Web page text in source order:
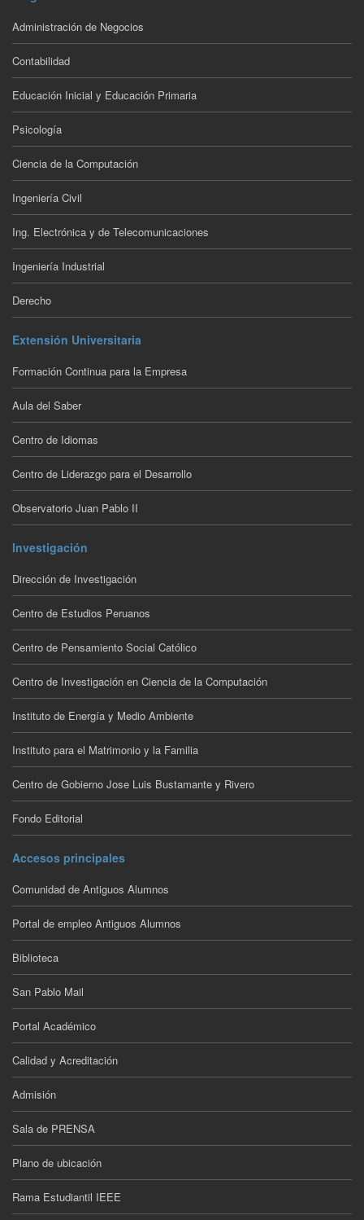
Administración de Negocios
Contabilidad
Educación Inicial y Educación Primaria
Psicología
Ciencia de la Computación
Ingeniería Civil
Ing. Electrónica y de Telecomunicaciones
Ingeniería Industrial
Derecho
Extensión Universitaria
Formación Continua para la Empresa
Aula del Saber
Centro de Idiomas
Centro de Liderazgo para el Desarrollo
Observatorio Juan Pablo II
Investigación
Dirección de Investigación
Centro de Estudios Peruanos
Centro de Pensamiento Social Católico
Centro de Investigación en Ciencia de la Computación
Instituto de Energía y Medio Ambiente
Instituto para el Matrimonio y la Familia
Centro de Gobierno Jose Luis Bustamante y Rivero
Fondo Editorial
Accesos principales
Comunidad de Antiguos Alumnos
Portal de empleo Antiguos Alumnos
Biblioteca
San Pablo Mail
Portal Académico
Calidad y Acreditación
Admisión
Sala de PRENSA
Plano de ubicación
Rama Estudiantil IEEE